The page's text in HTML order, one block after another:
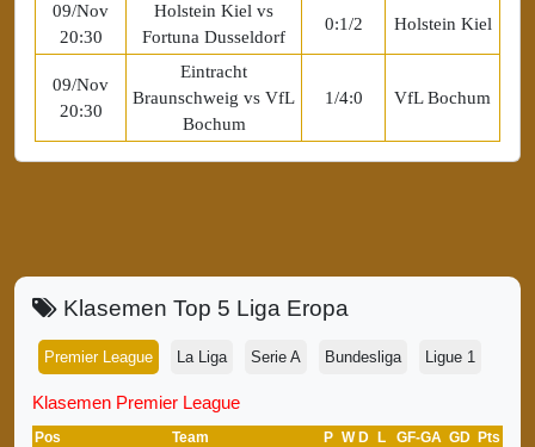
09/Nov
20:30
Holstein Kiel vs
Fortuna Dusseldorf
0:1/2 Holstein Kiel
09/Nov
20:30
Eintracht
Braunschweig vs VfL
Bochum
1/4:0 VfL Bochum
Klasemen Top 5 Liga Eropa
Premier League La Liga Serie A Bundesliga Ligue 1
Klasemen Premier League
Pos Team P W D L GF-GA GD Pts